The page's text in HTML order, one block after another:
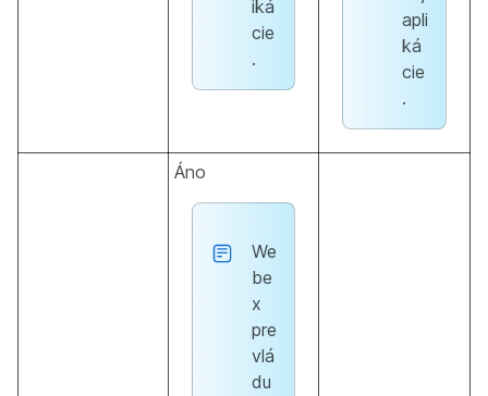
iká
cie
.
apli
ká
cie
.
Áno
We
be
x
pre
vlá
du